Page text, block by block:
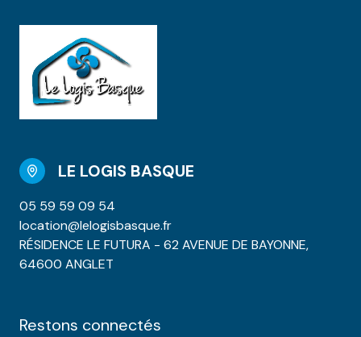
LE LOGIS BASQUE
05 59 59 09 54
location@lelogisbasque.fr
RÉSIDENCE LE FUTURA - 62 AVENUE DE BAYONNE,
64600 ANGLET
Restons connectés